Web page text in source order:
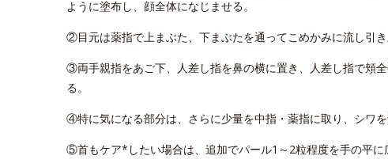
ように塗布し、顔全体になじませる。
②目元は薬指で上まぶた、下まぶたを通ってこめかみに流し引き
③両手親指をあご下、人差し指を鼻の横に置き、人差し指で頬
る。
④特に気になる部分は、さらに少量を中指・薬指に取り、シワを
⑤首もケア*したい場合は、追加でパール1～2粒程度を手の平に